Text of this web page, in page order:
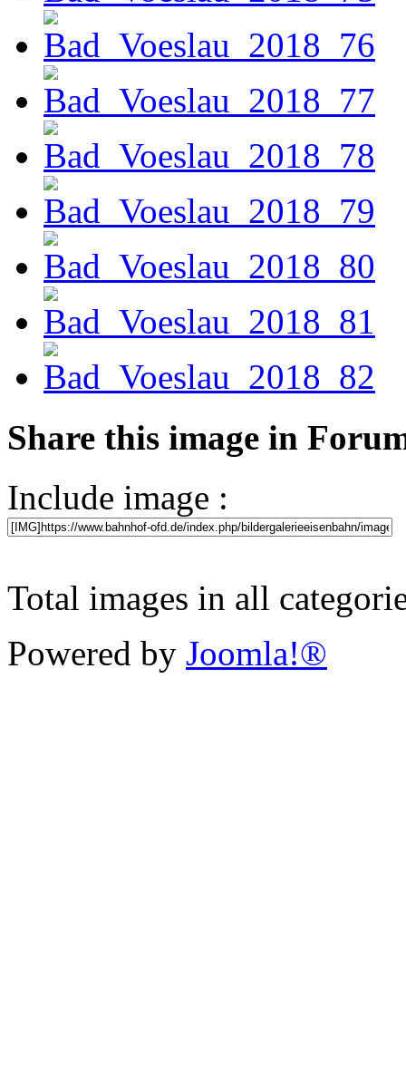
Share this image in
Include image :
Total images in all
Powered by Joomla!®